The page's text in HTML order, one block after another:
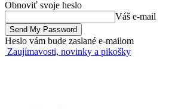
Obnoviť svoje heslo
Váš e-mail
Heslo vám bude zaslané e-mailom
Zaujímavosti, novinky a pikošky